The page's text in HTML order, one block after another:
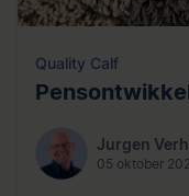
Quality Calf
Jurgen
05 oktober